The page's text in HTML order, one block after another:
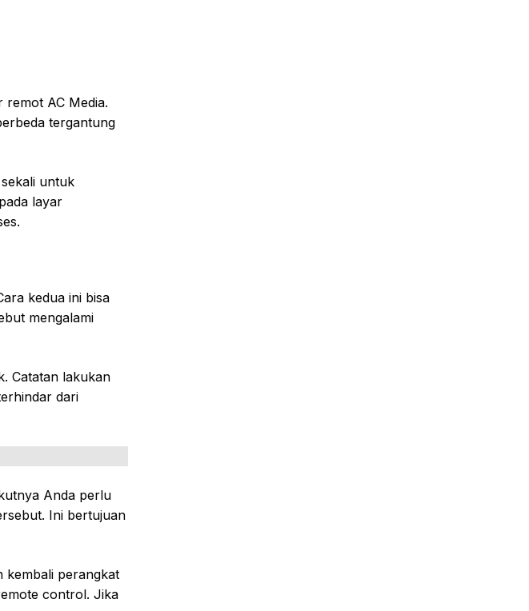
AC Media.
tergantung
untuk
layar
kedua ini bisa
mengalami
Catatan lakukan
dari
Anda perlu
Ini bertujuan
kembali perangkat
control. Jika